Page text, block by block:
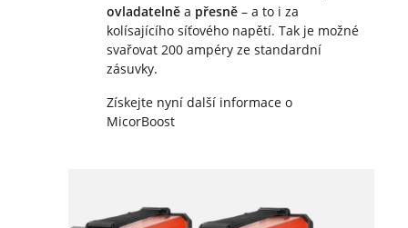
ovladatelně a přesně– a to i za
kolísajícího síťového napětí. Tak je možné
svařovat 200 ampéry ze standardní
zásuvky.
Získejte nyní další informace o
MicorBoost